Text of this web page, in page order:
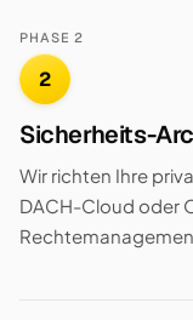
PHASE 2
2
Sicherheits-
Wir richten Ihre
DACH-Cloud oder